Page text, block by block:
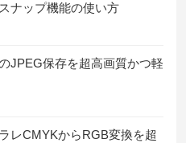
ナップ機能の使い方
JPEG保存を超高画質かつ軽
レCMYKからRGB変換を超